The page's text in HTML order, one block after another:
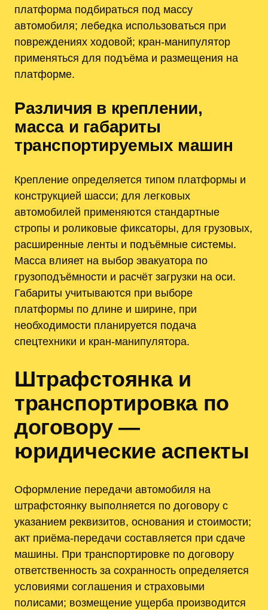
платформа подбираться под массу
автомобиля; лебедка использоваться при
повреждениях ходовой; кран-манипулятор
применяться для подъёма и размещения на
платформе.
Различия в креплении,
масса и габариты
транспортируемых машин
Крепление определяется типом платформы и
конструкцией шасси; для легковых
автомобилей применяются стандартные
стропы и роликовые фиксаторы, для грузовых,
расширенные ленты и подъёмные системы.
Масса влияет на выбор эвакуатора по
грузоподъёмности и расчёт загрузки на оси.
Габариты учитываются при выборе
платформы по длине и ширине, при
необходимости планируется подача
спецтехники и кран-манипулятора.
Штрафстоянка и
транспортировка по
договору —
юридические аспекты
Оформление передачи автомобиля на
штрафстоянку выполняется по договору с
указанием реквизитов, основания и стоимости;
акт приёма-передачи составляется при сдаче
машины. При транспортировке по договору
ответственность за сохранность определяется
условиями соглашения и страховыми
полисами; возмещение ущерба производится